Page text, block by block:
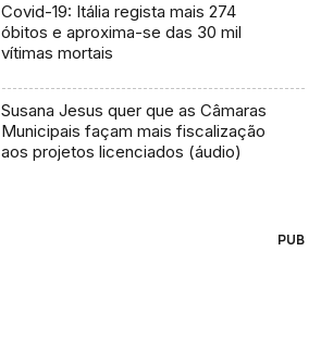
Covid-19: Itália regista mais 274
óbitos e aproxima-se das 30 mil
vítimas mortais
Susana Jesus quer que as Câmaras
Municipais façam mais fiscalização
aos projetos licenciados (áudio)
PUB